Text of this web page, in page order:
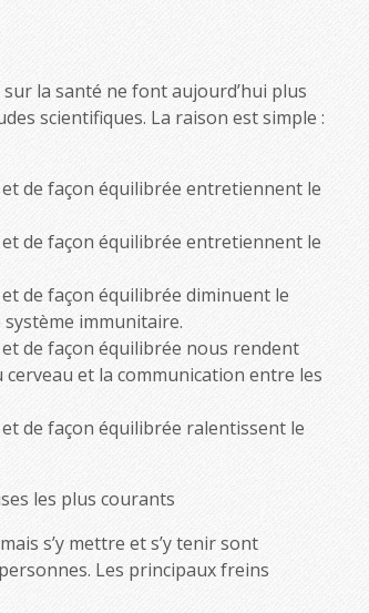
la santé ne font aujourd’hui plus
scientifiques. La raison est simple :
de façon équilibrée entretiennent le
de façon équilibrée entretiennent le
de façon équilibrée diminuent le
immunitaire.
de façon équilibrée nous rendent
et la communication entre les
de façon équilibrée ralentissent le
les plus courants
s’y mettre et s’y tenir sont
Les principaux freins